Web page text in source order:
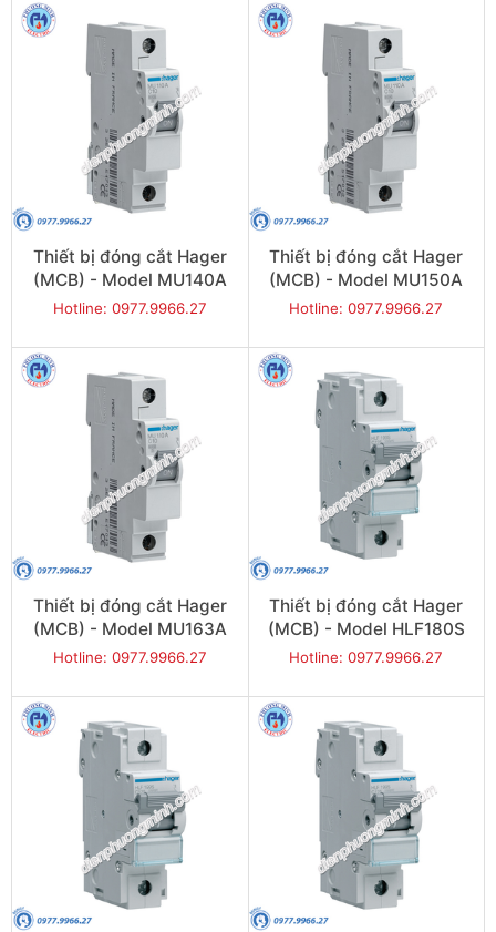
Thiết bị đóng cắt Hager
(MCB) - Model MU140A
Hotline: 0977.9966.27
Thiết bị đóng cắt Hager
(MCB) - Model MU150A
Hotline: 0977.9966.27
Thiết bị đóng cắt Hager
(MCB) - Model MU163A
Hotline: 0977.9966.27
Thiết bị đóng cắt Hager
(MCB) - Model HLF180S
Hotline: 0977.9966.27